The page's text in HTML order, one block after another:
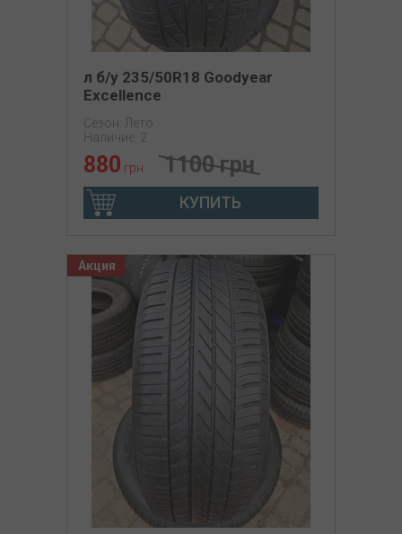
л б/у 235/50R18 Goodyear
Excellence
Сезон: Лето
Наличие: 2
880 грн 1100 грн
КУПИТЬ
Акция